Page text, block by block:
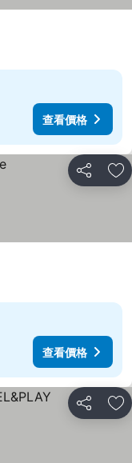
查看價格
分享 放
查看價格
分享 放